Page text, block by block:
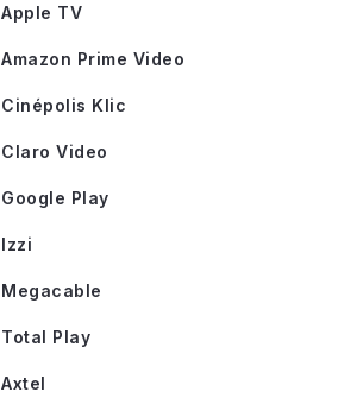
Apple TV
Amazon Prime Video
Cinépolis Klic
Claro Video
Google Play
Izzi
Megacable
Total Play
Axtel